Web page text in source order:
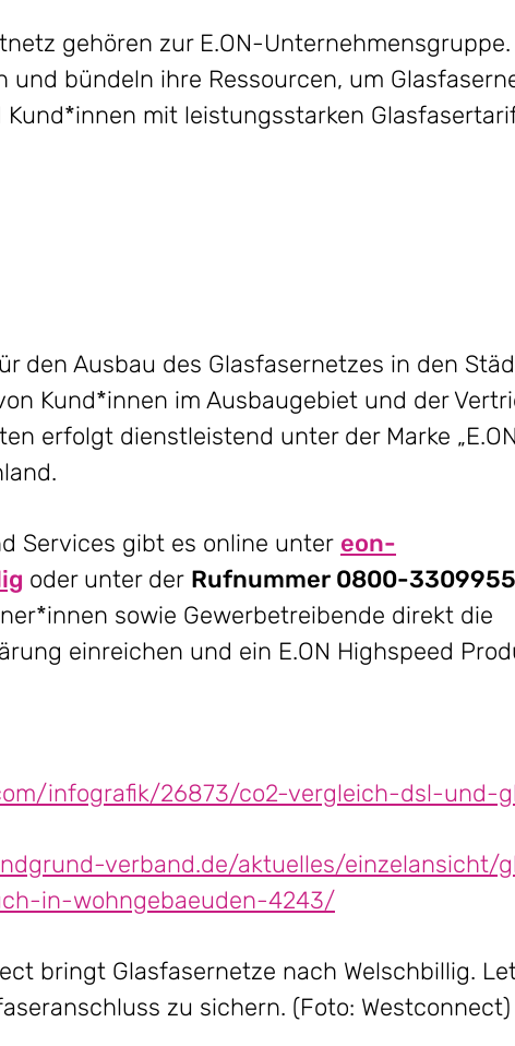
gehören zur E.ON-
bündeln ihre Ressourcen, um
mit leistungsstarken
den Ausbau des Glasfasernetzes in den
Kund*innen im Ausbaugebiet und der
erfolgt dienstleistend unter der Marke
Services gibt es online unter eon-
oder unter der Rufnummer 0800-3309955
sowie Gewerbetreibende direkt die
einreichen und ein E.ON Highspeed
infografik/26873/co2-vergleich-dsl-und-
verband.de/aktuelles/einzelansicht/
in-wohngebaeuden-4243/
bringt Glasfasernetze nach Welschbillig.
zu sichern. (Foto: Westconnect)